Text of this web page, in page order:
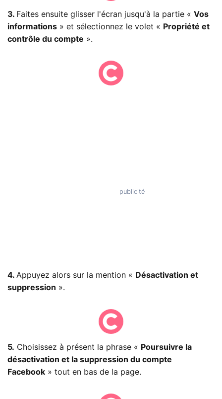
3. Faites ensuite glisser l'écran jusqu'à la partie « Vos
informations » et sélectionnez le volet « Propriété et
contrôle du compte ».
4. Appuyez alors sur la mention « Désactivation et
suppression ».
5. Choisissez à présent la phrase « Poursuivre la
désactivation et la suppression du compte
Facebook » tout en bas de la page.